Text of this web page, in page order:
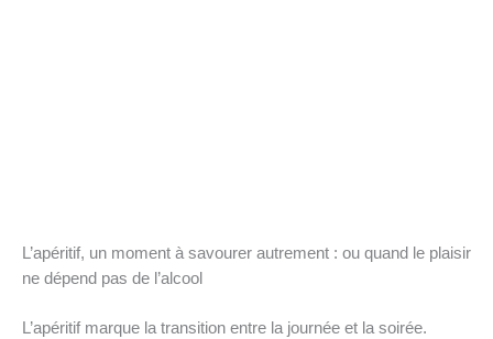
L’apéritif, un moment à savourer autrement : ou quand le plaisir
ne dépend pas de l’alcool
L’apéritif marque la transition entre la journée et la soirée.